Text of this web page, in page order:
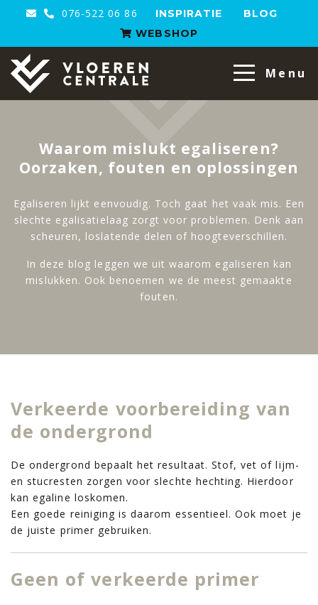
076-522 06 86 INSPIRATIE
BLOG
WEBSHOP
VloerenCentrale
Menu
Waarom mislukt egaliseren?
Oorzaken, fouten en oplossingen
Egaliseren lijkt eenvoudig. Toch gaat het vaak mis. Een
slechte egalisatielaag zorgt voor problemen. Denk aan
scheuren, loslatende delen of hoogteverschillen.
In deze blog leggen we uit waarom egaliseren kan
mislukken. Ook benoemen we de meest gemaakte
fouten.
Verkeerde voorbereiding van
de ondergrond
De ondergrond bepaalt het resultaat. Stof, vet of lijm-
en stucresten zorgen voor slechte hechting. Hierdoor
kan egaline loskomen.
Een goede reiniging is daarom essentieel. Ook moet je
de juiste primer gebruiken.
Geen of verkeerde primer